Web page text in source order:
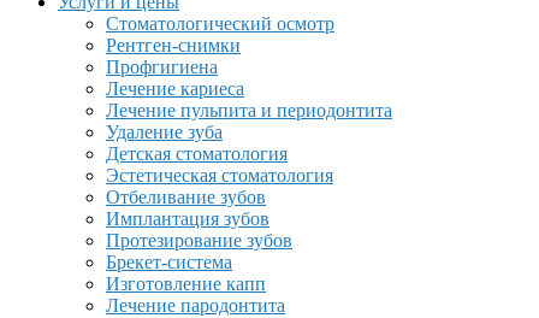
Стоматологический осмотр
Рентген-снимки
Профгигиена
Лечение кариеса
Лечение пульпита и периодонтита
Удаление зуба
Детская стоматология
Эстетическая стоматология
Отбеливание зубов
Имплантация зубов
Протезирование зубов
Брекет-система
Изготовление капп
Лечение пародонтита